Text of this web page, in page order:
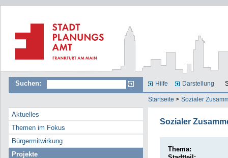
Suchen: Hilfe Darstellung
Startseite > Sozialer
Aktuelles
Themen im Fokus
Bürgermitwirkung
Projekte
Sozialer
Thema: